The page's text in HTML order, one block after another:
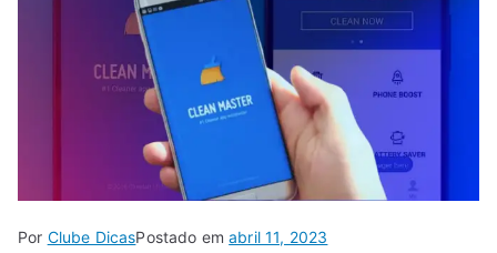
Por Clube DicasPostado emabril 11, 2023